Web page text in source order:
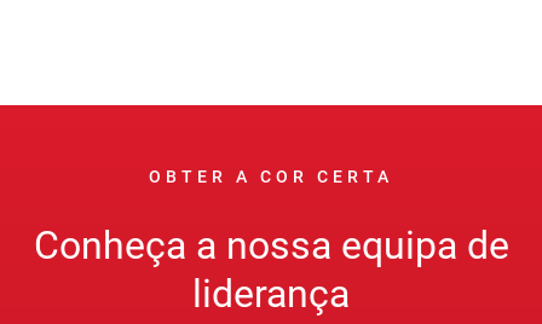
OBTER A COR CERTA
Conheça a nossa equipa de
liderança